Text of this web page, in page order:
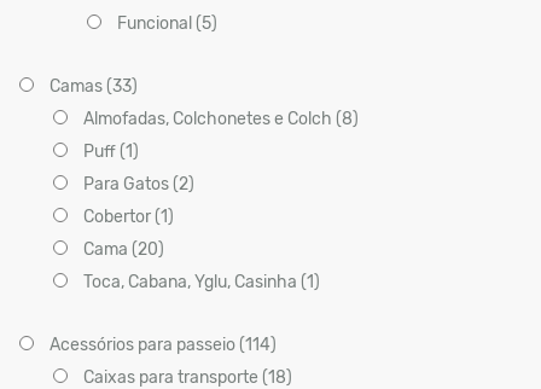
Funcional (5)
Camas (33)
Almofadas, Colchonetes e Colch (8)
Puff (1)
Para Gatos (2)
Cobertor (1)
Cama (20)
Toca, Cabana, Yglu, Casinha (1)
Acessórios para passeio (114)
Caixas para transporte (18)